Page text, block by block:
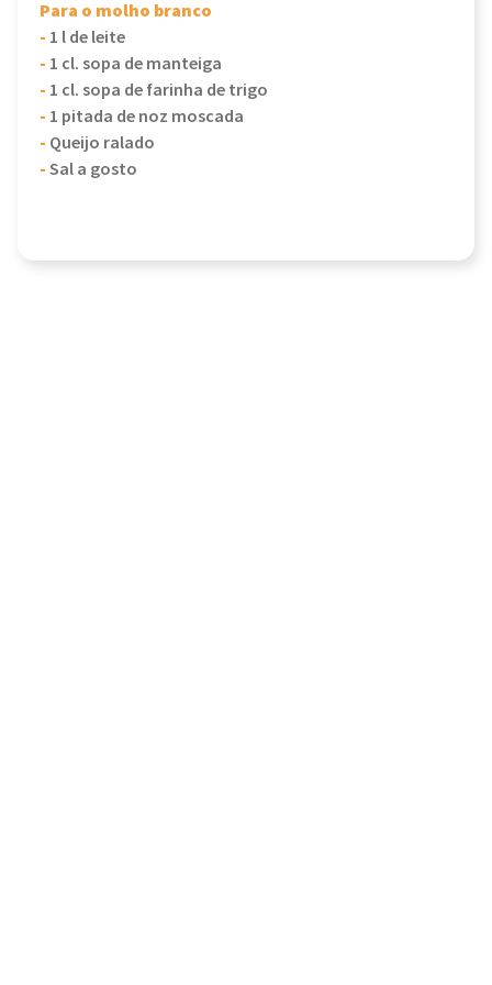
Para o molho branco
- 1 l de leite
- 1 cl. sopa de manteiga
- 1 cl. sopa de farinha de trigo
- 1 pitada de noz moscada
- Queijo ralado
-Sal a gosto